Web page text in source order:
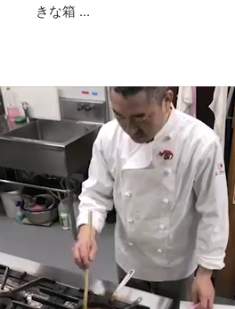
きな箱 ...